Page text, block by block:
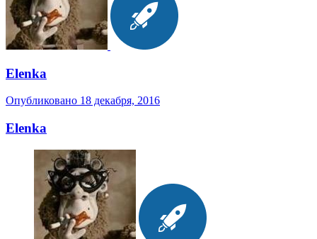
Elenka
Опубликовано 18 декабря, 2016
Elenka